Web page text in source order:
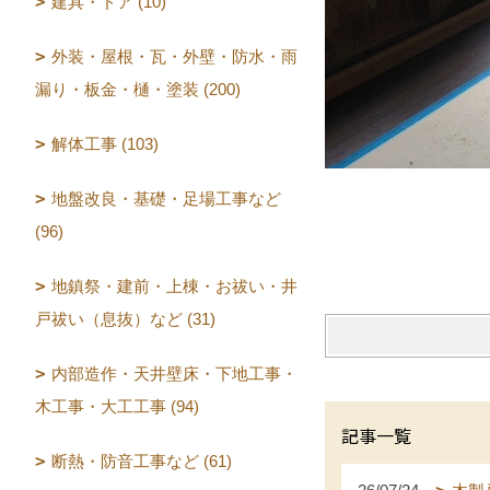
記事一覧
外装・屋根・瓦・外壁・防水・雨
漏り・板金・樋・塗装 (200)
解体工事 (103)
地盤改良・基礎・足場工事など
(96)
地鎮祭・建前・上棟・お祓い・井
戸祓い（息抜）など (31)
内部造作・天井壁床・下地工事・
木工事・大工工事 (94)
断熱・防音工事など (61)